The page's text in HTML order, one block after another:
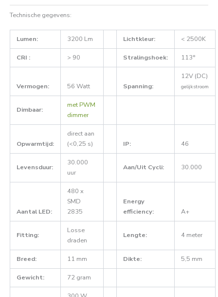
Technische gegevens:
Lumen: 3200 Lm Lichtkleur: < 2500K
CRI : > 90 Stralingshoek: 113°
Vermogen: 56 Watt Spanning:
12V (DC)
gelijkstroom
Dimbaar:
met PWM
dimmer
Opwarmtijd:
direct aan
(<0,25 s)
IP: 46
Levensduur:
30.000
uur
Aan/Uit Cycli: 30.000
Aantal LED:
480 x
SMD
2835
Energy
efficiency:
A+
Fitting:
Losse
draden
Lengte: 4 meter
Breed: 11 mm Dikte: 5,5 mm
Gewicht: 72 gram